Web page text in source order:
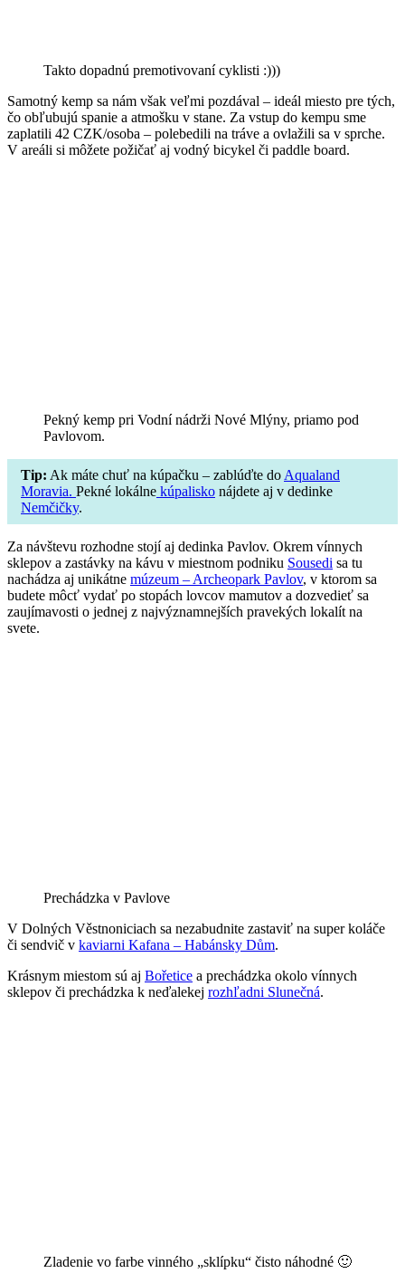
Takto dopadnú premotivovaní cyklisti :)))
Samotný kemp sa nám však veľmi pozdával – ideál miesto pre tých,
čo obľubujú spanie a atmošku v stane. Za vstup do kempu sme
zaplatili 42 CZK/osoba – polebedili na tráve a ovlažili sa v sprche.
V areáli si môžete požičať aj vodný bicykel či paddle board.
Pekný kemp pri Vodní nádrži Nové Mlýny, priamo pod
Pavlovom.
Tip: Ak máte chuť na kúpačku – zablúďte do Aqualand
Moravia. Pekné lokálne kúpalisko nájdete aj v dedinke
Nemčičky.
Za návštevu rozhodne stojí aj dedinka Pavlov. Okrem vínnych
sklepov a zastávky na kávu v miestnom podniku Sousedi sa tu
nachádza aj unikátne múzeum – Archeopark Pavlov, v ktorom sa
budete môcť vydať po stopách lovcov mamutov a dozvedieť sa
zaujímavosti o jednej z najvýznamnejších pravekých lokalít na
svete.
Prechádzka v Pavlove
V Dolných Věstnoniciach sa nezabudnite zastaviť na super koláče
či sendvič v kaviarni Kafana – Habánsky Dům.
Krásnym miestom sú aj Bořetice a prechádzka okolo vínnych
sklepov či prechádzka k neďalekej rozhľadni Slunečná.
Zladenie vo farbe vinného „sklípku“ čisto náhodné 🙂